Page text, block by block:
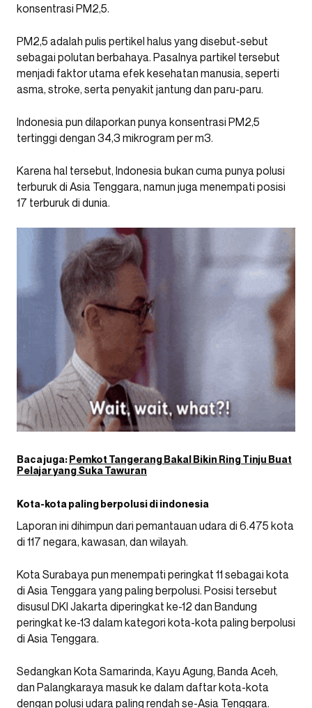
konsentrasi PM2,5.
PM2,5 adalah pulis pertikel halus yang disebut-sebut
sebagai polutan berbahaya. Pasalnya partikel tersebut
menjadi faktor utama efek kesehatan manusia, seperti
asma, stroke, serta penyakit jantung dan paru-paru.
Indonesia pun dilaporkan punya konsentrasi PM2,5
tertinggi dengan 34,3 mikrogram per m3.
Karena hal tersebut, Indonesia bukan cuma punya polusi
terburuk di Asia Tenggara, namun juga menempati posisi
17 terburuk di dunia.
Baca juga:Pemkot Tangerang Bakal Bikin Ring Tinju Buat
Pelajar yang Suka Tawuran
Kota-kota paling berpolusi di indonesia
Laporan ini dihimpun dari pemantauan udara di 6.475 kota
di 117 negara, kawasan, dan wilayah.
Kota Surabaya pun menempati peringkat 11 sebagai kota
di Asia Tenggara yang paling berpolusi. Posisi tersebut
disusul DKI Jakarta diperingkat ke-12 dan Bandung
peringkat ke-13 dalam kategori kota-kota paling berpolusi
di Asia Tenggara.
Sedangkan Kota Samarinda, Kayu Agung, Banda Aceh,
dan Palangkaraya masuk ke dalam daftar kota-kota
dengan polusi udara paling rendah se-Asia Tenggara.